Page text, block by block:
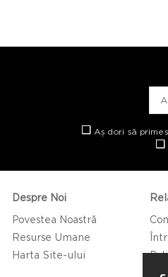
Aș dori să
Despre Noi
Povestea Noastră
Resurse Umane
Harta Site-ului